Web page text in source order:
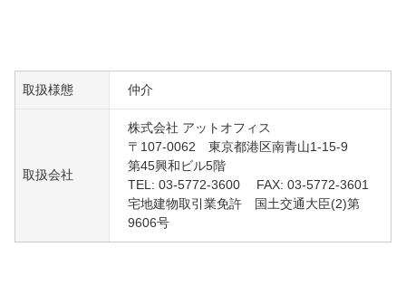
取扱様態 仲介
取扱会社
株式会社 アットオフィス
〒107-0062 東京都港区南青山1-15-9
第45興和ビル5階
TEL: 03-5772-3600 FAX: 03-5772-3601
宅地建物取引業免許 国土交通大臣(2)第
9606号